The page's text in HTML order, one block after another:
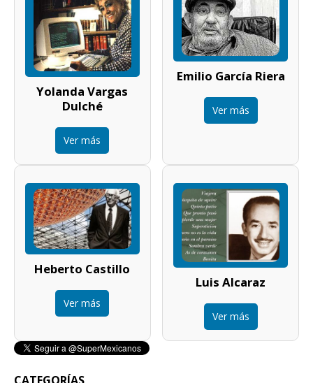
Yolanda Vargas
Dulché
Ver más
Emilio García Riera
Ver más
Heberto Castillo
Ver más
Luis Alcaraz
Ver más